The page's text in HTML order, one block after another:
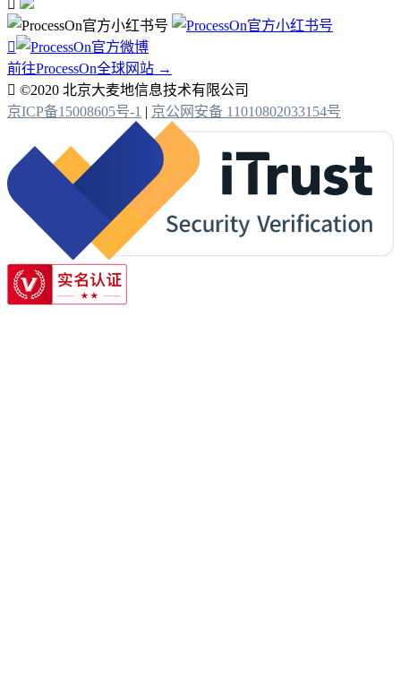

前往ProcessOn全球网站 →
 ©2020 北京大麦地信息技术有限公司
京ICP备15008605号-1 | 京公网安备 11010802033154号